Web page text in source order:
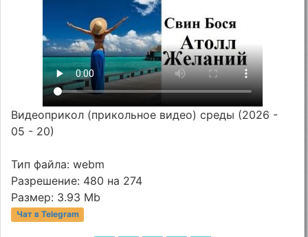
Видеоприкол (прикольное видео) среды (2026 -
05 - 20)
Тип файла: webm
Разрешение: 480 на 274
Размер: 3.93 Mb
Чат в Telegram